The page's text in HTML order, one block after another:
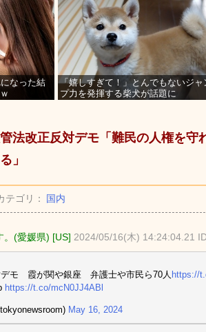
なった結
「嬉しすぎて！」とんでもないジャ
プ力を発揮する柴犬が話題に
管法改正反対デモ「難民の人権を守
」
ゴリ： 国内
。(愛媛県) [US] 2024/05/16(木) 14:24:04.21
デモ 霞が関や銀座 弁護士や市民ら70人 https://
https://t.co/mcN0JJ4ABl
May 16, 2024